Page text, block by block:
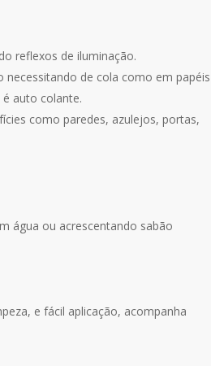
reflexos de iluminação.
necessitando de cola como em papéis
auto colante.
como paredes, azulejos, portas,
água ou acrescentando sabão
e fácil aplicação, acompanha